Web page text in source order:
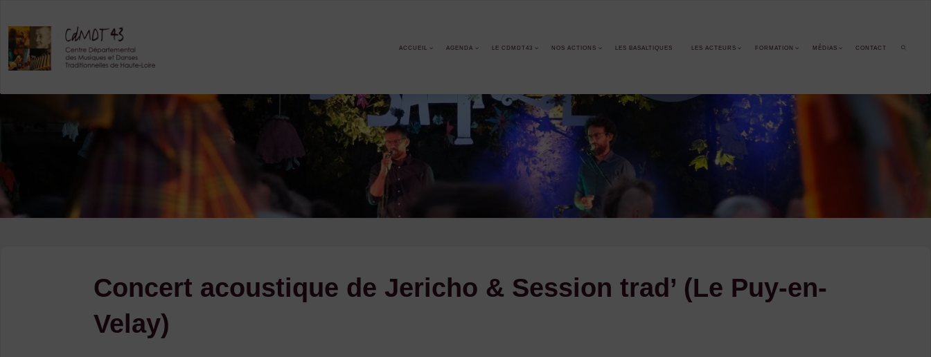
content
ACCUEIL AGENDA LE CDMDT43 NOS ACTIONS LES BASALTIQUES LES ACTEURS FORMATION MÉDIAS CONTACT
Concert acoustique de Jericho & Session trad’ (Le Puy-en-
Velay)